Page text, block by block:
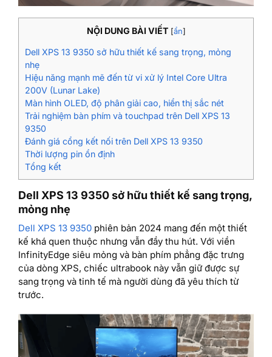
NỘI DUNG BÀI VIẾT [ẩn]
Dell XPS 13 9350 sở hữu thiết kế sang trọng, mỏng
nhẹ
Hiệu năng mạnh mẽ đến từ vi xử lý Intel Core Ultra
200V (Lunar Lake)
Màn hình OLED, độ phân giải cao, hiển thị sắc nét
Trải nghiệm bàn phím và touchpad trên Dell XPS 13
9350
Đánh giá cổng kết nối trên Dell XPS 13 9350
Thời lượng pin ổn định
Tổng kết
Dell XPS 13 9350 sở hữu thiết kế sang trọng,
mỏng nhẹ
Dell XPS 13 9350 phiên bản 2024 mang đến một thiết
kế khá quen thuộc nhưng vẫn đầy thu hút. Với viền
InfinityEdge siêu mỏng và bàn phím phẳng đặc trưng
của dòng XPS, chiếc ultrabook này vẫn giữ được sự
sang trọng và tinh tế mà người dùng đã yêu thích từ
trước.